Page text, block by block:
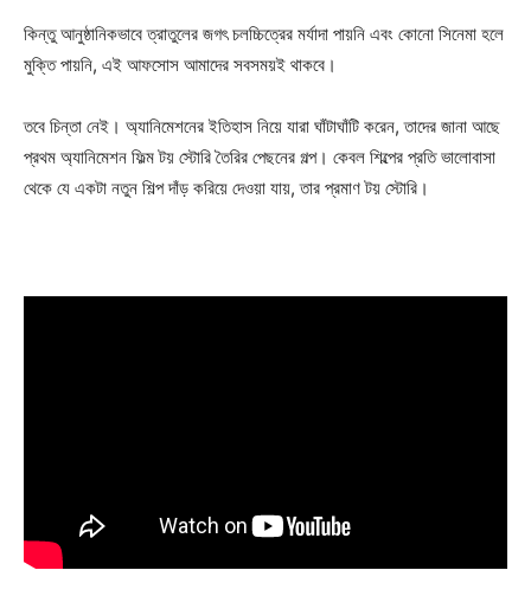
কিন্তু আনুষ্ঠানিকভাবে ত্রাতুলের জগৎ চলচ্চিত্রের মর্যাদা পায়নি এবং কোনো সিনেমা হলে
মুক্তি পায়নি, এই আফসোস আমাদের সবসময়ই থাকবে।
তবে চিন্তা নেই। অ্যানিমেশনের ইতিহাস নিয়ে যারা ঘাঁটাঘাঁটি করেন, তাদের জানা আছে
প্রথম অ্যানিমেশন ফিল্ম টয় স্টোরি তৈরির পেছনের গল্প। কেবল শিল্পের প্রতি ভালোবাসা
থেকে যে একটা নতুন শিল্প দাঁড় করিয়ে দেওয়া যায়, তার প্রমাণ টয় স্টোরি।